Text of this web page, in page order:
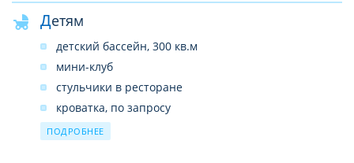
Детям
детский бассейн, 300 кв.м
мини-клуб
стульчики в ресторане
кроватка, по запросу
коляски
ПОДРОБНЕЕ